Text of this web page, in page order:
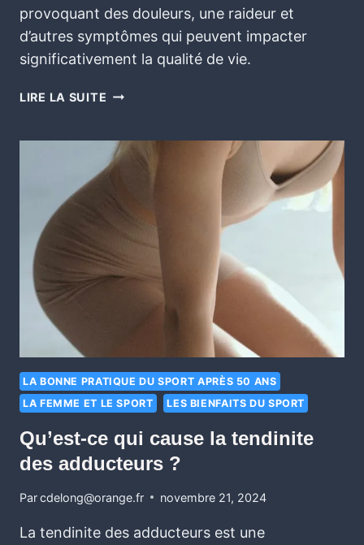
provoquant des douleurs, une raideur et
d’autres symptômes qui peuvent impacter
significativement la qualité de vie.
LIRE LA SUITE
LA BONNE PRATIQUE DU SPORT APRÈS 50 ANS
LA FEMME ET LE SPORT
LES BIENFAITS DU SPORT
Qu’est-ce qui cause la tendinite
des adducteurs ?
Parcdelong@orange.fr novembre 21, 2024
La tendinite des adducteurs est une